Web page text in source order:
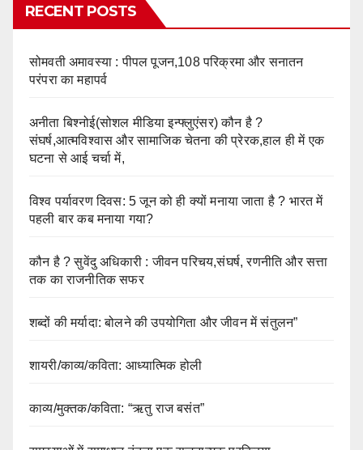
RECENT POSTS
सोमवती अमावस्या : पीपल पूजन,108 परिक्रमा और सनातन
परंपरा का महापर्व
अनीता बिश्नोई(सोशल मीडिया इन्फ्लुएंसर) कौन है ?
संघर्ष,आत्मविश्वास और सामाजिक चेतना की प्रेरक,हाल ही में एक
घटना से आई चर्चा में,
विश्व पर्यावरण दिवस: 5 जून को ही क्यों मनाया जाता है ? भारत में
पहली बार कब मनाया गया?
कौन है ? सुवेंदु अधिकारी : जीवन परिचय,संघर्ष, रणनीति और सत्ता
तक का राजनीतिक सफर
शब्दों की मर्यादा: बोलने की उपयोगिता और जीवन में संतुलन”
शायरी/काव्य/कविता: आध्यात्मिक होली
काव्य/मुक्तक/कविता: “ऋतु राज बसंत”